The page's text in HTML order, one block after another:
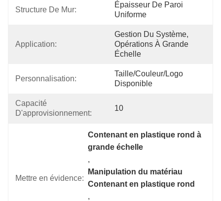
Structure De Mur:
Épaisseur De Paroi
Uniforme
Application:
Gestion Du Système,
Opérations À Grande
Échelle
Personnalisation:
Taille/couleur/Logo
Disponible
Capacité
D'approvisionnement:
10
Mettre en évidence:
Contenant en plastique rond à
grande échelle
,
Manipulation du matériau
Contenant en plastique rond
,